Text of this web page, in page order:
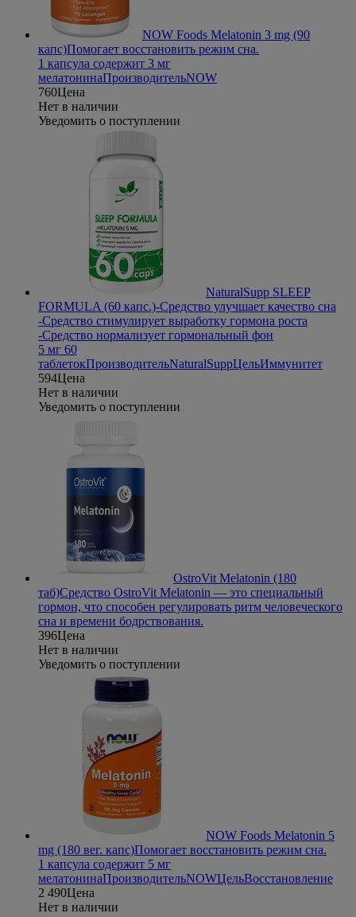
NOW Foods Melatonin 3 mg (90
капс)Помогает восстановить режим сна.
1 капсула содержит 3 мг
мелатонинаПроизводительNOW
760Цена
Нет в наличии
Уведомить о поступлении
NaturalSupp SLEEP
FORMULA (60 капс.)-Средство улучшает качество сна
-Средство стимулирует выработку гормона роста
-Средство нормализует гормональный фон
5 мг 60
таблетокПроизводительNaturalSuppЦельИммунитет
594Цена
Нет в наличии
Уведомить о поступлении
OstroVit Melatonin (180
таб)Средство OstroVit Melatonin — это специальный
гормон, что способен регулировать ритм человеческого
сна и времени бодрствования.
396Цена
Нет в наличии
Уведомить о поступлении
NOW Foods Melatonin 5
mg (180 вег. капс)Помогает восстановить режим сна.
1 капсула содержит 5 мг
мелатонинаПроизводительNOWЦельВосстановление
2 490Цена
Нет в наличии